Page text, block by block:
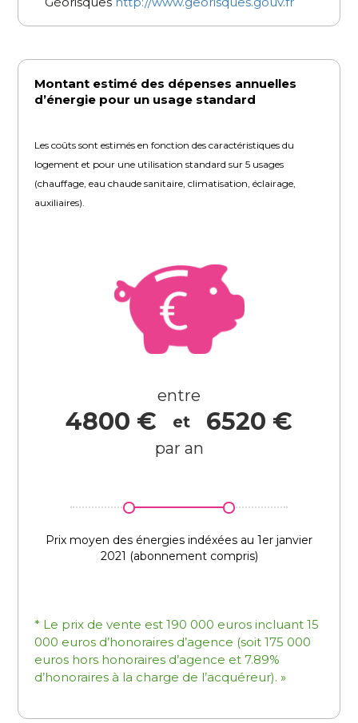
Montant estimé des dépenses annuelles
d’énergie pour un usage standard
Les coûts sont estimés en fonction des caractéristiques du
logement et pour une utilisation standard sur 5 usages
(chauffage, eau chaude sanitaire, climatisation, éclairage,
auxiliaires).
entre
4800 € et 6520 €
par an
Prix moyen des énergies indéxées au 1er janvier
2021 (abonnement compris)
* Le prix de vente est 190 000 euros incluant 15
000 euros d’honoraires d’agence (soit 175 000
euros hors honoraires d’agence et 7.89%
d’honoraires à la charge de l’acquéreur). »